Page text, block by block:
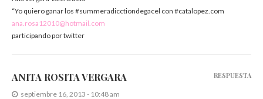
“Yo quiero ganar los #summeradicctiondegacel con #catalopez.com
ana.rosa12010@hotmail.com
participando por twitter
ANITA ROSITA VERGARA
septiembre 16, 2013 - 10:48 am
RESPUESTA